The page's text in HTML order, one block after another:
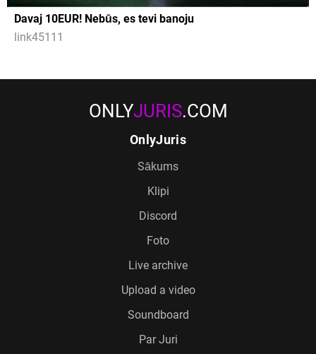
Davaj 10EUR! Nebūs, es tevi banoju
link45111
ONLYJURIS.COM
OnlyJuris
Sākums
Klipi
Discord
Foto
Live archive
Upload a video
Soundboard
Par Juri